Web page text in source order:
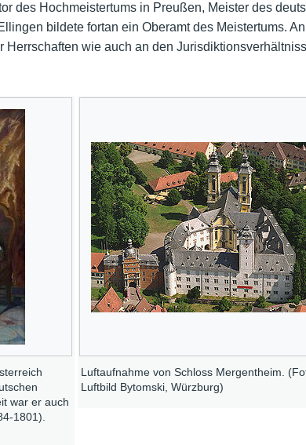
des Hochmeistertums in Preußen, Meister des
bildete fortan ein Oberamt des Meistertums.
Herrschaften wie auch an den
war er auch
1801).
Luftaufnahme von Schloss Mergentheim.
Luftbild Bytomski, Würzburg)